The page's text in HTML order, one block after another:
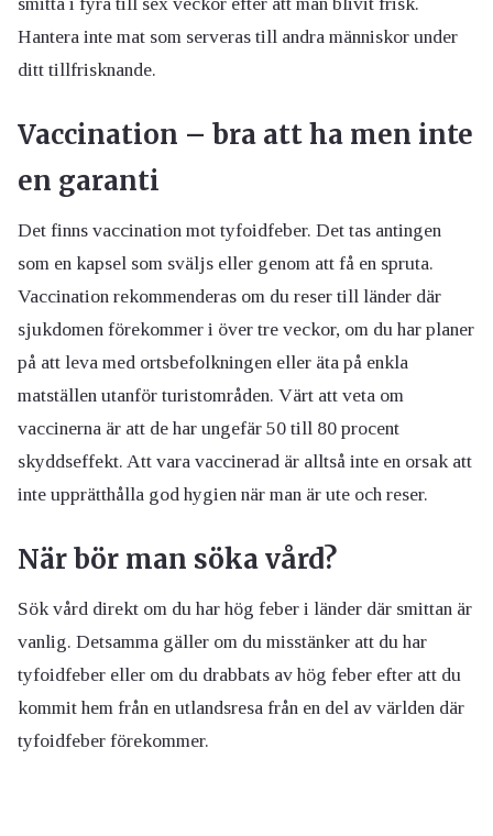
Hantera inte mat som serveras till andra människor under
ditt tillfrisknande.
Vaccination – bra att ha men inte
en garanti
Det finns vaccination mot tyfoidfeber. Det tas antingen
som en kapsel som sväljs eller genom att få en spruta.
Vaccination rekommenderas om du reser till länder där
sjukdomen förekommer i över tre veckor, om du har planer
på att leva med ortsbefolkningen eller äta på enkla
matställen utanför turistområden. Värt att veta om
vaccinerna är att de har ungefär 50 till 80 procent
skyddseffekt. Att vara vaccinerad är alltså inte en orsak att
inte upprätthålla god hygien när man är ute och reser.
När bör man söka vård?
Sök vård direkt om du har hög feber i länder där smittan är
vanlig. Detsamma gäller om du misstänker att du har
tyfoidfeber eller om du drabbats av hög feber efter att du
kommit hem från en utlandsresa från en del av världen där
tyfoidfeber förekommer.